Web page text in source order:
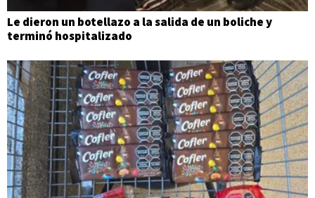
Le dieron un botellazo a la salida de un boliche y
terminó hospitalizado